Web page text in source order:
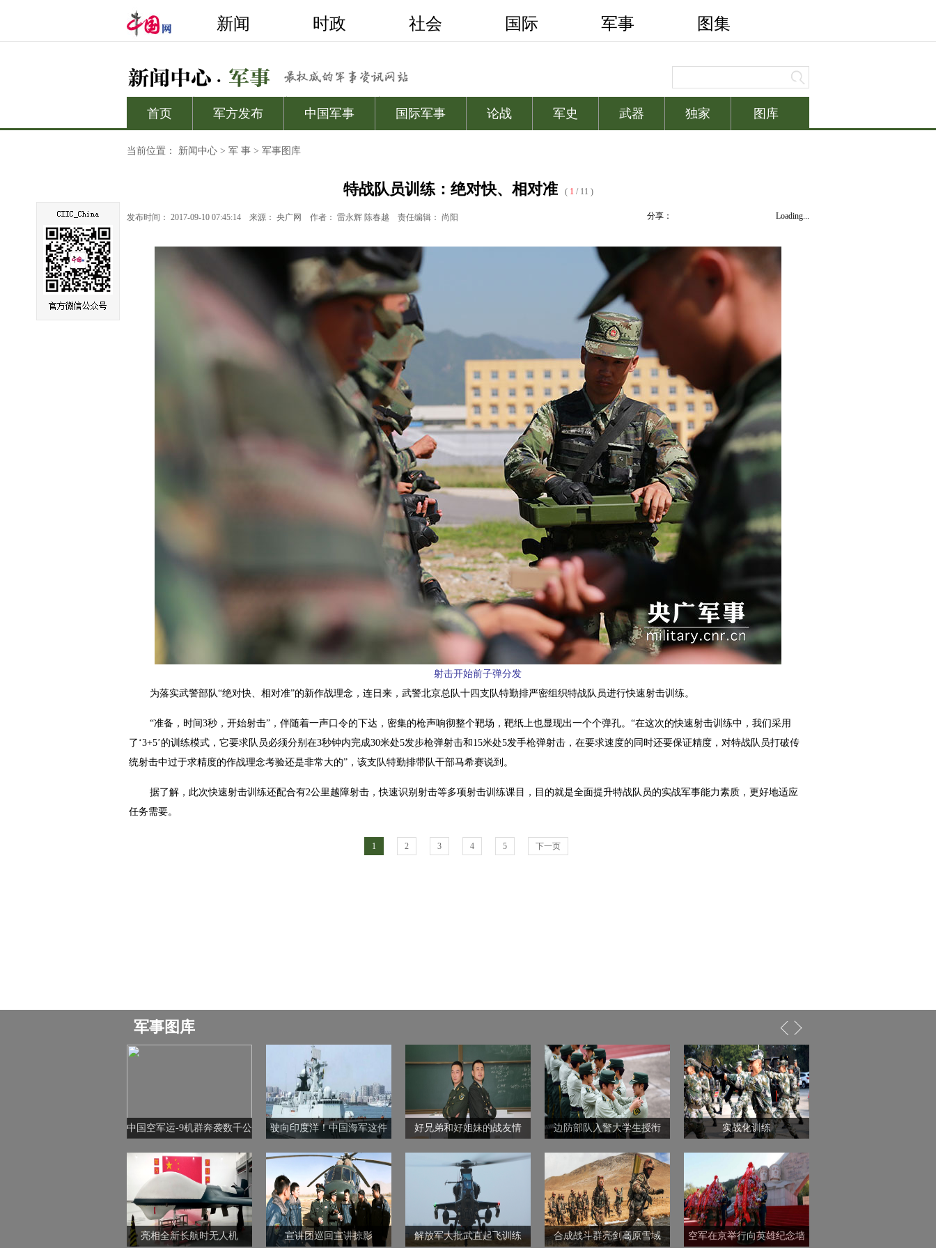
当前位置： 新闻中心 > 军 事 > 军事图库
特战队员训练：绝对快、相对准 ( 1 / 11 )
发布时间： 2017-09-10 07:45:14 来源： 央广网 作者： 雷永辉 陈春越 责任编辑： 尚阳 Loading...
分享：
射击开始前子弹分发
为落实武警部队“绝对快、相对准”的新作战理念，连日来，武警北京总队十四支队特勤排严密组织特战队员进行快速射击训练。
“准备，时间3秒，开始射击”，伴随着一声口令的下达，密集的枪声响彻整个靶场，靶纸上也显现出一个个弹孔。“在这次的快速射击训练中，我们采用
了‘3+5’的训练模式，它要求队员必须分别在3秒钟内完成30米处5发步枪弹射击和15米处5发手枪弹射击，在要求速度的同时还要保证精度，对特战队员打破传
统射击中过于求精度的作战理念考验还是非常大的”，该支队特勤排带队干部马希赛说到。
据了解，此次快速射击训练还配合有2公里越障射击，快速识别射击等多项射击训练课目，目的就是全面提升特战队员的实战军事能力素质，更好地适应
任务需要。
1 2 3 4 5 下一页